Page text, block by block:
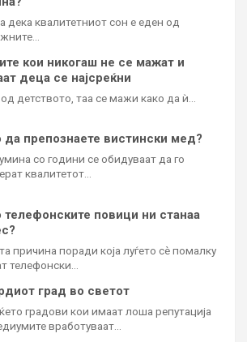
дека квалитетниот сон е еден од
кои никогаш не се мажат и
деца се најсреќни
детството, таа се мажи како да ѝ…
да препознаете вистински мед?
со години се обидуваат да го
квалитетот…
телефонските повици ни станаа
причина поради која луѓето сè помалку
телефонски…
град во светот
градови кои имаат лоша репутација
вработуваат…